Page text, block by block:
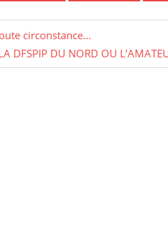
circonstance…
DFSPIP DU NORD OU